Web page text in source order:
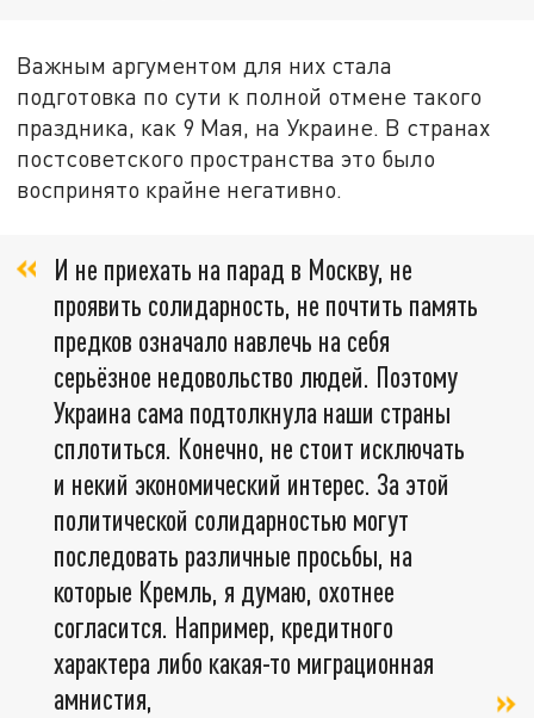
Важным аргументом для них стала
подготовка по сути к полной отмене такого
праздника, как 9 Мая, на Украине. В странах
постсоветского пространства это было
воспринято крайне негативно.
И не приехать на парад в Москву, не
проявить солидарность, не почтить память
предков означало навлечь на себя
серьёзное недовольство людей. Поэтому
Украина сама подтолкнула наши страны
сплотиться. Конечно, не стоит исключать
и некий экономический интерес. За этой
политической солидарностью могут
последовать различные просьбы, на
которые Кремль, я думаю, охотнее
согласится. Например, кредитного
характера либо какая-то миграционная
амнистия,